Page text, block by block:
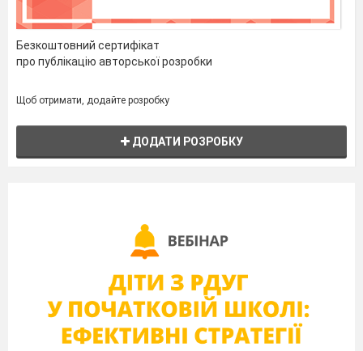
Безкоштовний сертифікат
про публікацію авторської розробки
Щоб отримати, додайте розробку
ДОДАТИ РОЗРОБКУ